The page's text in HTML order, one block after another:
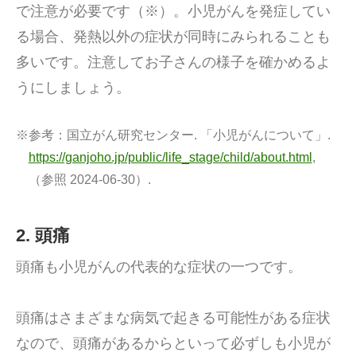
で注意が必要です（※）。小児がんを発症してい
る場合、発熱以外の症状が同時にみられることも
多いです。注意してお子さんの様子を確かめるよ
うにしましょう。
※参考： 国立がん研究センター. 「小児がんについて」.
https://ganjoho.jp/public/life_stage/child/about.html ,
（参照 2024-06-30）.
2. 頭痛
頭痛も小児がんの代表的な症状の一つです。
頭痛はさまざまな病気で起きる可能性がある症状
なので、頭痛があるからといって必ずしも小児が